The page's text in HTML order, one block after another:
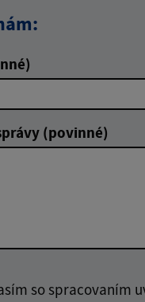
(povinné)
so spracovaním